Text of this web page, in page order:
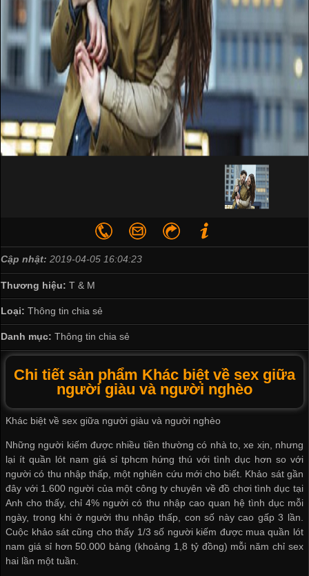
Cập nhật: 2019-04-05 16:04:23
Thương hiệu: T & M
Loại: Thông tin chia sẻ
Danh mục: Thông tin chia sẻ
Chi tiết sản phẩm Khác biệt về sex giữa
người giàu và người nghèo
Khác biệt về sex giữa người giàu và người nghèo
Những người kiếm được nhiều tiền thường có nhà to, xe xịn, nhưng
lại ítquần lót nam giá sỉ tphcm hứng thú với tình dục hơn so với
người có thu nhập thấp, một nghiên cứu mới cho biết. Khảo sát gần
đây với 1.600 người của một công ty chuyên về đồ chơi tình dục tại
Anh cho thấy, chỉ 4% người có thu nhập cao quan hệ tình dục mỗi
ngày, trong khi ở người thu nhập thấp, con số này cao gấp 3 lần.
Cuộc khảo sát cũng cho thấy 1/3 số người kiếm được mua quần lót
nam giá sỉhơn 50.000 bảng (khoảng 1,8 tỷ đồng) mỗi năm chỉ sex
hai lần một tuần.